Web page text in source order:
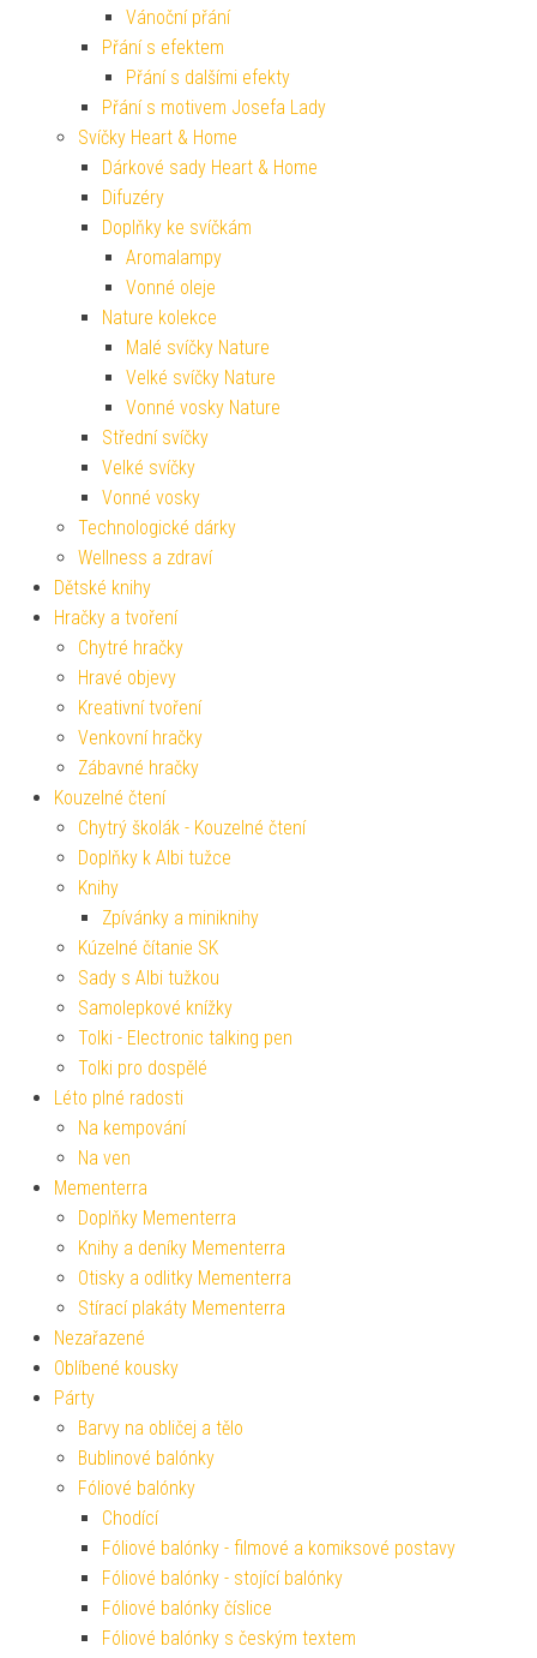
Vánoční přání
Přání s efektem
Přání s dalšími efekty
Přání s motivem Josefa Lady
Svíčky Heart & Home
Dárkové sady Heart & Home
Difuzéry
Doplňky ke svíčkám
Aromalampy
Vonné oleje
Nature kolekce
Malé svíčky Nature
Velké svíčky Nature
Vonné vosky Nature
Střední svíčky
Velké svíčky
Vonné vosky
Technologické dárky
Wellness a zdraví
Dětské knihy
Hračky a tvoření
Chytré hračky
Hravé objevy
Kreativní tvoření
Venkovní hračky
Zábavné hračky
Kouzelné čtení
Chytrý školák - Kouzelné čtení
Doplňky k Albi tužce
Knihy
Zpívánky a miniknihy
Kúzelné čítanie SK
Sady s Albi tužkou
Samolepkové knížky
Tolki - Electronic talking pen
Tolki pro dospělé
Léto plné radosti
Na kempování
Na ven
Mementerra
Doplňky Mementerra
Knihy a deníky Mementerra
Otisky a odlitky Mementerra
Stírací plakáty Mementerra
Nezařazené
Oblíbené kousky
Párty
Barvy na obličej a tělo
Bublinové balónky
Fóliové balónky
Chodící
Fóliové balónky - filmové a komiksové postavy
Fóliové balónky - stojící balónky
Fóliové balónky číslice
Fóliové balónky s českým textem